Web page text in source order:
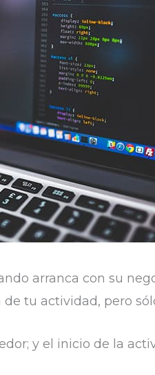
arranca con su
tu actividad, pero
y el inicio de la